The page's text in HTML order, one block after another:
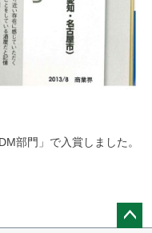
部門」で入賞しました。